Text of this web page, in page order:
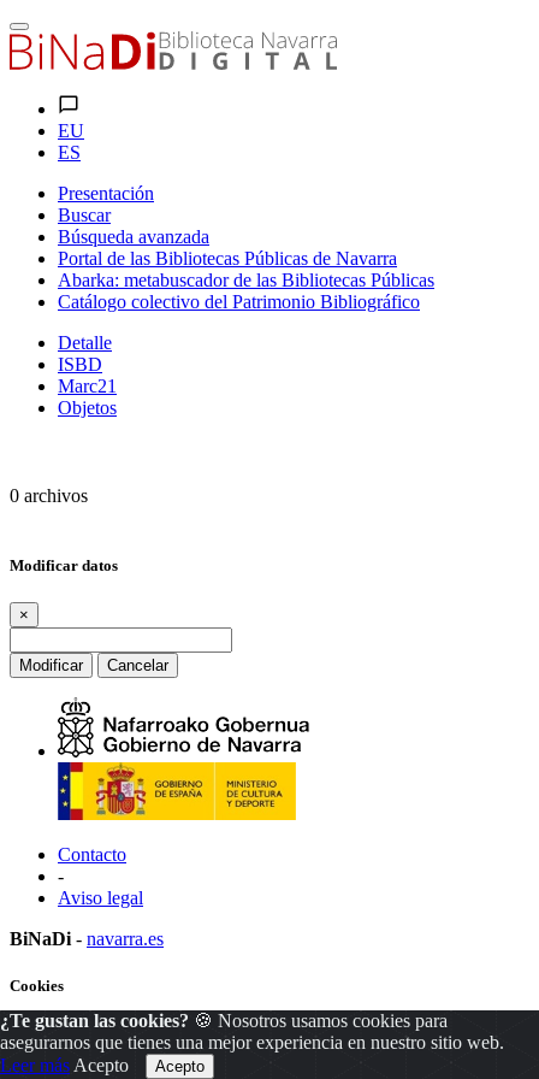
EU
ES
Presentación
Buscar
Búsqueda avanzada
Portal de las Bibliotecas Públicas de Navarra
Abarka: metabuscador de las Bibliotecas Públicas
Catálogo colectivo del Patrimonio Bibliográfico
Detalle
ISBD
Marc21
Objetos
0 archivos
Modificar datos
×
Modificar Cancelar
Contacto
-
Aviso legal
BiNaDi - navarra.es
¿Te gustan las cookies? 🍪 Nosotros usamos cookies para
asegurarnos que tienes una mejor experiencia en nuestro sitio web.
Leer más Acepto
Cookies
×